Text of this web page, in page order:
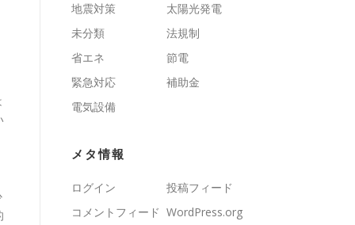
地震対策
太陽光発電
未分類
法規制
省エネ
節電
緊急対応
補助金
電気設備
メタ情報
ログイン
投稿フィード
コメントフィード WordPress.org